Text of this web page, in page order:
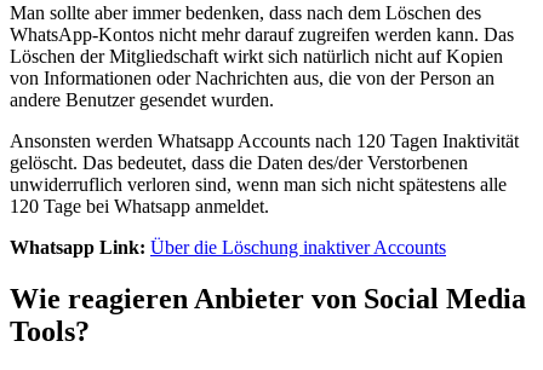
Man sollte aber immer bedenken, dass nach dem Löschen des
WhatsApp-Kontos nicht mehr darauf zugreifen werden kann. Das
Löschen der Mitgliedschaft wirkt sich natürlich nicht auf Kopien
von Informationen oder Nachrichten aus, die von der Person an
andere Benutzer gesendet wurden.
Ansonsten werden Whatsapp Accounts nach 120 Tagen Inaktivität
gelöscht. Das bedeutet, dass die Daten des/der Verstorbenen
unwiderruflich verloren sind, wenn man sich nicht spätestens alle
120 Tage bei Whatsapp anmeldet.
Whatsapp Link: Über die Löschung inaktiver Accounts
Wie reagieren Anbieter von Social Media
Tools?